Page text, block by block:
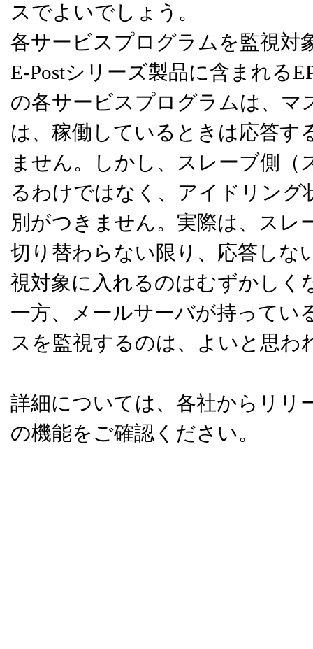
スでよいでしょう。
各サービスプログラムを監視対
E-Postシリーズ製品に含まれる
の各サービスプログラムは、マ
は、稼働しているときは応答す
ません。しかし、スレーブ側
るわけではなく、アイドリン
別がつきません。実際は、スレ
切り替わらない限り、応答しな
視対象に入れるのはむずかしく
一方、メールサーバが持ってい
スを監視するのは、よいと思わ
詳細については、各社からリリ
の機能をご確認ください。